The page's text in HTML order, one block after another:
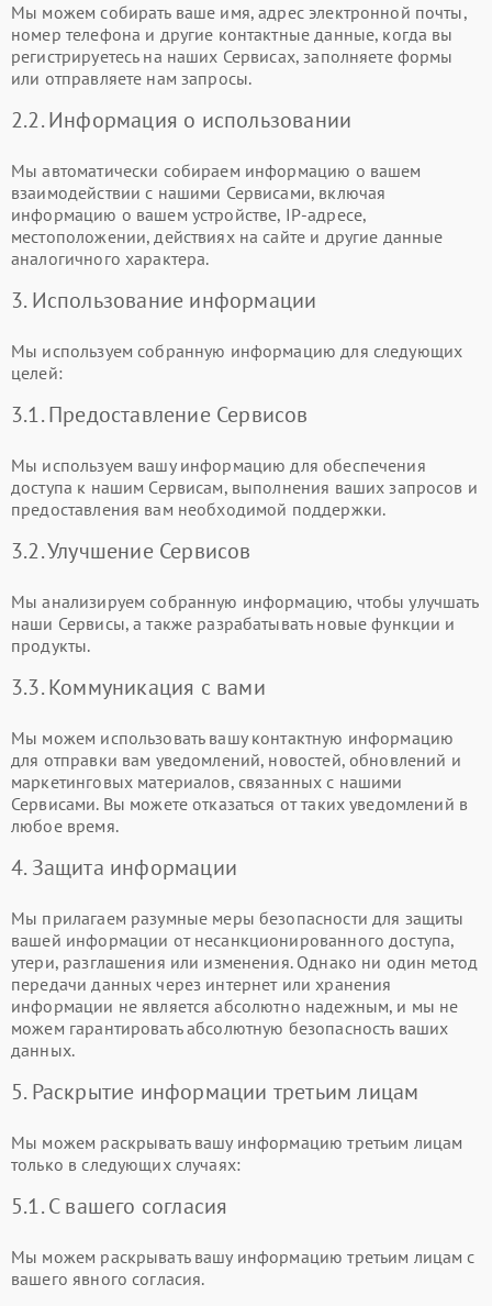
Мы можем собирать ваше имя, адрес электронной почты,
номер телефона и другие контактные данные, когда вы
регистрируетесь на наших Сервисах, заполняете формы
или отправляете нам запросы.
2.2. Информация о использовании
Мы автоматически собираем информацию о вашем
взаимодействии с нашими Сервисами, включая
информацию о вашем устройстве, IP-адресе,
местоположении, действиях на сайте и другие данные
аналогичного характера.
3. Использование информации
Мы используем собранную информацию для следующих
целей:
3.1. Предоставление Сервисов
Мы используем вашу информацию для обеспечения
доступа к нашим Сервисам, выполнения ваших запросов и
предоставления вам необходимой поддержки.
3.2. Улучшение Сервисов
Мы анализируем собранную информацию, чтобы улучшать
наши Сервисы, а также разрабатывать новые функции и
продукты.
3.3. Коммуникация с вами
Мы можем использовать вашу контактную информацию
для отправки вам уведомлений, новостей, обновлений и
маркетинговых материалов, связанных с нашими
Сервисами. Вы можете отказаться от таких уведомлений в
любое время.
4. Защита информации
Мы прилагаем разумные меры безопасности для защиты
вашей информации от несанкционированного доступа,
утери, разглашения или изменения. Однако ни один метод
передачи данных через интернет или хранения
информации не является абсолютно надежным, и мы не
можем гарантировать абсолютную безопасность ваших
данных.
5. Раскрытие информации третьим лицам
Мы можем раскрывать вашу информацию третьим лицам
только в следующих случаях:
5.1. С вашего согласия
Мы можем раскрывать вашу информацию третьим лицам с
вашего явного согласия.